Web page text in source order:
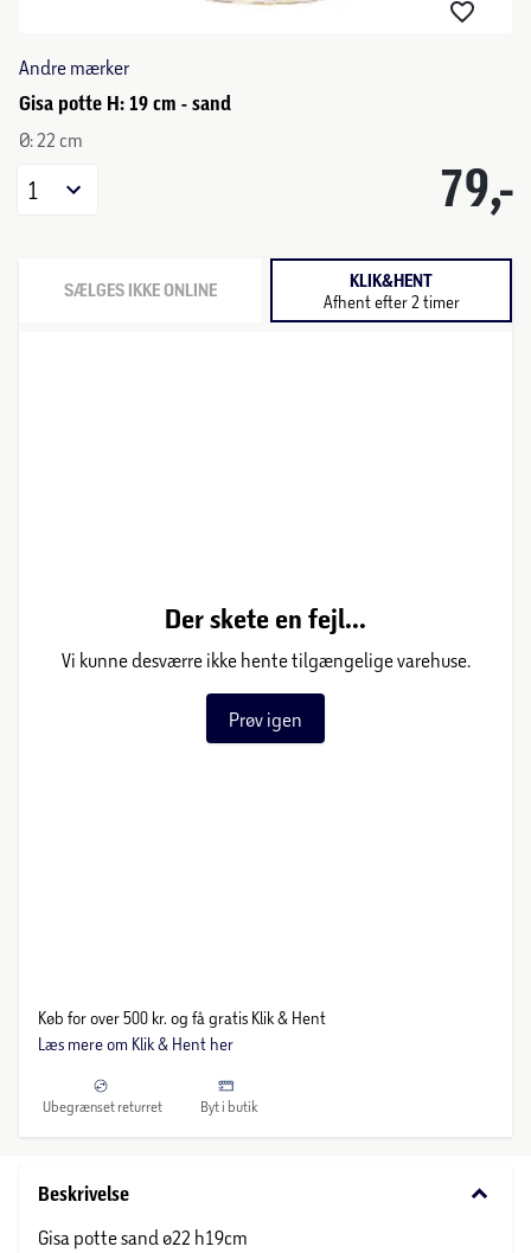
Andre mærker
Gisa potte H: 19 cm - sand
Ø: 22 cm
79,-
1
SÆLGES IKKE ONLINE KLIK&HENT
Afhent efter 2 timer
Der skete en fejl...
Vi kunne desværre ikke hente tilgængelige varehuse.
Prøv igen
Køb for over 500 kr. og få gratis Klik & Hent
Læs mere om Klik & Hent her
Ubegrænset returret Byt i butik
Beskrivelse keyboard_arrow_down
Gisa potte sand ø22 h19cm